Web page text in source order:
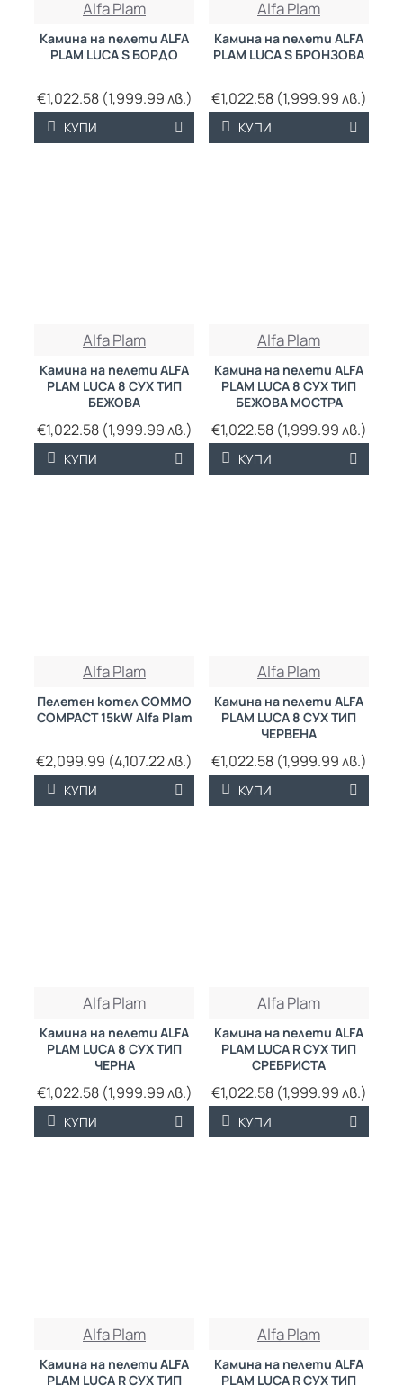
Alfa Plam
Камина на пелети ALFA
PLAM LUCA S БОРДО
€1,022.58 (1,999.99 лв.)
КУПИ
Alfa Plam
Камина на пелети ALFA
PLAM LUCA S БРОНЗОВА
€1,022.58 (1,999.99 лв.)
КУПИ
Alfa Plam
Камина на пелети ALFA
PLAM LUCA 8 СУХ ТИП
БЕЖОВА
€1,022.58 (1,999.99 лв.)
КУПИ
Alfa Plam
Камина на пелети ALFA
PLAM LUCA 8 СУХ ТИП
БЕЖОВА МОСТРА
€1,022.58 (1,999.99 лв.)
КУПИ
Alfa Plam
Пелетен котел COMMO
COMPACT 15kW Alfa Plam
€2,099.99 (4,107.22 лв.)
КУПИ
Alfa Plam
Камина на пелети ALFA
PLAM LUCA 8 СУХ ТИП
ЧЕРВЕНА
€1,022.58 (1,999.99 лв.)
КУПИ
Alfa Plam
Камина на пелети ALFA
PLAM LUCA 8 СУХ ТИП
ЧЕРНА
€1,022.58 (1,999.99 лв.)
КУПИ
Alfa Plam
Камина на пелети ALFA
PLAM LUCA R СУХ ТИП
СРЕБРИСТА
€1,022.58 (1,999.99 лв.)
КУПИ
Alfa Plam
Камина на пелети ALFA
PLAM LUCA R СУХ ТИП
Alfa Plam
Камина на пелети ALFA
PLAM LUCA R СУХ ТИП